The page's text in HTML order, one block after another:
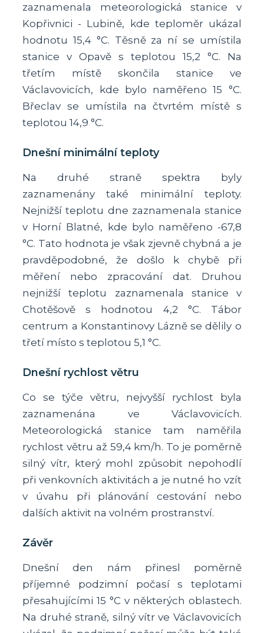
zaznamenala meteorologická stanice v
Kopřivnici - Lubině, kde teploměr ukázal
hodnotu 15,4 °C. Těsně za ní se umístila
stanice v Opavě s teplotou 15,2 °C. Na
třetím místě skončila stanice ve
Václavovicích, kde bylo naměřeno 15 °C.
Břeclav se umístila na čtvrtém místě s
teplotou 14,9 °C.
Dnešní minimální teploty
Na druhé straně spektra byly
zaznamenány také minimální teploty.
Nejnižší teplotu dne zaznamenala stanice
v Horní Blatné, kde bylo naměřeno -67,8
°C. Tato hodnota je však zjevně chybná a je
pravděpodobné, že došlo k chybě při
měření nebo zpracování dat. Druhou
nejnižší teplotu zaznamenala stanice v
Chotěšově s hodnotou 4,2 °C. Tábor
centrum a Konstantinovy Lázně se dělily o
třetí místo s teplotou 5,1 °C.
Dnešní rychlost větru
Co se týče větru, nejvyšší rychlost byla
zaznamenána ve Václavovicích.
Meteorologická stanice tam naměřila
rychlost větru až 59,4 km/h. To je poměrně
silný vítr, který mohl způsobit nepohodlí
při venkovních aktivitách a je nutné ho vzít
v úvahu při plánování cestování nebo
dalších aktivit na volném prostranství.
Závěr
Dnešní den nám přinesl poměrně
příjemné podzimní počasí s teplotami
přesahujícími 15 °C v některých oblastech.
Na druhé straně, silný vítr ve Václavovicích